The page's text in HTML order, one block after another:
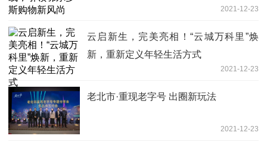
2021-12-23
云启新生，完美亮相！“云城万科里”焕
新，重新定义年轻生活方式
2021-12-23
老北市·重现老字号 出圈新玩法
2021-12-23